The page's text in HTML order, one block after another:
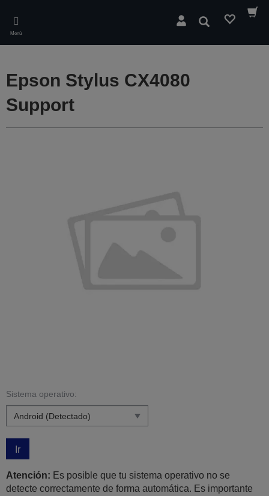
main
content
Menú
Buscar
Epson Stylus CX4080
Support
Sistema operativo:
Ir
Atención: Es posible que tu sistema operativo no se
detecte correctamente de forma automática. Es importante